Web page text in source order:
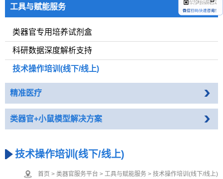
工具与赋能服务
类器官专用培养试剂盒
科研数据深度解析支持
技术操作培训(线下/线上)
精准医疗
类器官+小鼠模型解决方案
技术操作培训(线下/线上)
首页 > 类器官服务平台 > 工具与赋能服务 > 技术操作培训(线下/线上)